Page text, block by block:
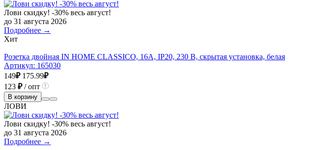
Лови скидку! -30% весь август!
до 31 августа 2026
Подробнее →
Хит
Розетка двойная IN HOME CLASSICO, 16А, IР20, 230 В, скрытая установка, белая
Артикул: 165030
149₽ 175.99₽
123 ₽/ опт
В корзину
ЛОВИ
Лови скидку! -30% весь август!
до 31 августа 2026
Подробнее →